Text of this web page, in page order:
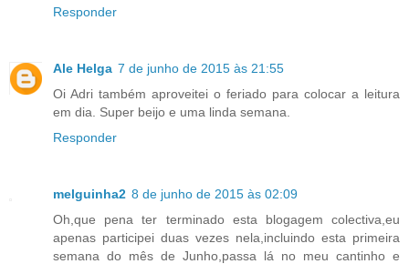
Responder
Ale Helga 7 de junho de 2015 às 21:55
Oi Adri também aproveitei o feriado para colocar a leitura
em dia. Super beijo e uma linda semana.
Responder
melguinha2 8 de junho de 2015 às 02:09
Oh,que pena ter terminado esta blogagem colectiva,eu
apenas participei duas vezes nela,incluindo esta primeira
semana do mês de Junho,passa lá no meu cantinho e